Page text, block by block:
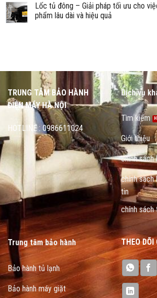
Lốc tủ đông – Giải pháp tối ưu cho
phẩm lâu dài và hiệu quả
TRUNG TÂM BẢO HÀNH
ĐIỆN MÁY HÀ NỘI
HOTLINE : 0986611024
Dịch vụ
Tìm kiếm
Giới thiệu
chính sách
chính
tin
chính sách
Trung tâm bảo hành
Bảo hành tủ lạnh
Bảo hành máy giặt
THEO DÕI